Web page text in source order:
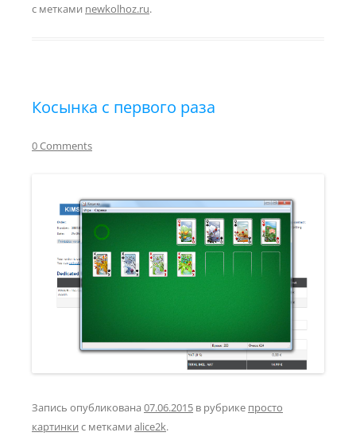
с метками newkolhoz.ru.
Косынка с первого раза
0 Comments
Запись опубликована 07.06.2015 в рубрике просто
картинки с метками alice2k.